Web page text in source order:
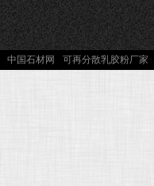
中国石材网 可再分散乳胶粉厂家